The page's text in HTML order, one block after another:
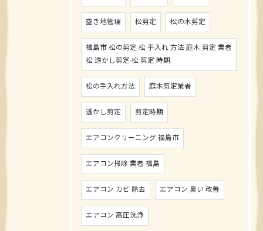
空き地管理 松剪定 松の木剪定
福島市 松の剪定 松 手入れ 方法 庭木 剪定 業者
松 透かし剪定 松 剪定 時期
松の手入れ方法 庭木剪定業者
透かし剪定 剪定時期
エアコンクリーニング 福島市
エアコン掃除 業者 福島
エアコン カビ 除去 エアコン 臭い 改善
エアコン 高圧洗浄